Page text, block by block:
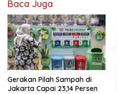
Baca Juga
Gerakan Pilah Sampah di
Jakarta Capai 23,14 Persen